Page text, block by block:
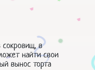
сокровищ, в
найти свои
вынос торта